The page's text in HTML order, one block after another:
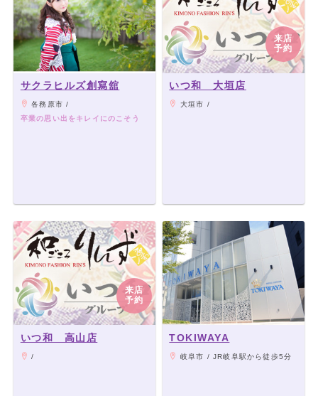
サクラヒルズ創寫舘
各務原市 /
卒業の思い出をキレイにのこそう
来店
予約
いつ和 大垣店
大垣市 /
来店
予約
いつ和 高山店
/
TOKIWAYA
岐阜市 / JR岐阜駅から徒歩5分